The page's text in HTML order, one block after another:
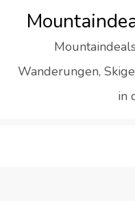
Wanderungen,
in